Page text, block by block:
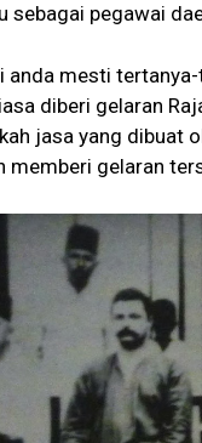
sebagai pegawai
anda mesti
diberi gelaran
jasa yang dibuat
memberi gelaran